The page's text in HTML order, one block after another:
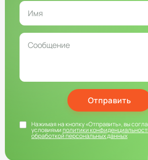
Отправить
Нажимая на кнопку «Отправить», вы
условиямиполитики
обработкой персональных данных